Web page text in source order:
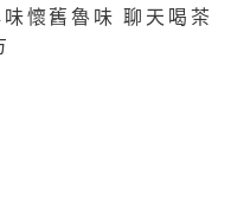
懷舊魯味 聊天喝茶